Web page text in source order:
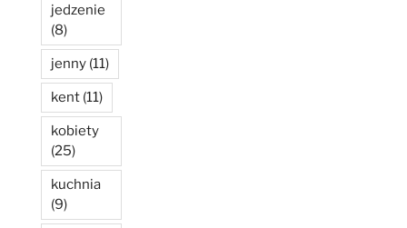
jedzenie
(8)
jenny (11)
kent (11)
kobiety
(25)
kuchnia
(9)